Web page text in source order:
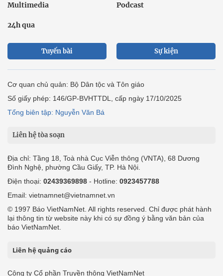
Multimedia Podcast
24h qua
Tuyến bài Sự kiện
Cơ quan chủ quản: Bộ Dân tộc và Tôn giáo
Số giấy phép: 146/GP-BVHTTDL, cấp ngày 17/10/2025
Tổng biên tập: Nguyễn Văn Bá
Liên hệ tòa soạn
Địa chỉ: Tầng 18, Toà nhà Cục Viễn thông (VNTA), 68 Dương
Đình Nghệ, phường Cầu Giấy, TP. Hà Nội.
Điện thoại: 02439369898 - Hotline: 0923457788
Email: vietnamnet@vietnamnet.vn
© 1997 Báo VietNamNet. All rights reserved. Chỉ được phát hành
lại thông tin từ website này khi có sự đồng ý bằng văn bản của
báo VietNamNet.
Liên hệ quảng cáo
Công ty Cổ phần Truyền thông VietNamNet